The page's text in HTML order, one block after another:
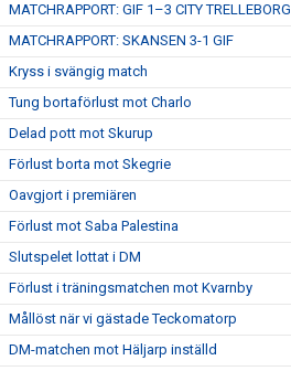
MATCHRAPPORT: GIF 1–3 CITY TRELLEBORG
MATCHRAPPORT: SKANSEN 3-1 GIF
Kryss i svängig match
Tung bortaförlust mot Charlo
Delad pott mot Skurup
Förlust borta mot Skegrie
Oavgjort i premiären
Förlust mot Saba Palestina
Slutspelet lottat i DM
Förlust i träningsmatchen mot Kvarnby
Mållöst när vi gästade Teckomatorp
DM-matchen mot Häljarp inställd